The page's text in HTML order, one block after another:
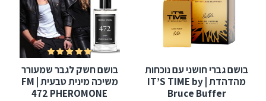
בושם גברי חושני עם נוכחות
מהדהדת | IT’S TIME by
Bruce Buffer
בושם חשק לגבר שמעורר
משיכה מינית טבעית | FM
472 PHEROMONE